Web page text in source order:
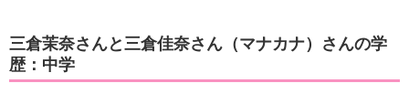
三倉茉奈さんと三倉佳奈さん（マナカナ）さんの学
歴：中学